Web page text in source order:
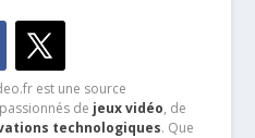
est une source
de jeux vidéo, de
technologiques. Que